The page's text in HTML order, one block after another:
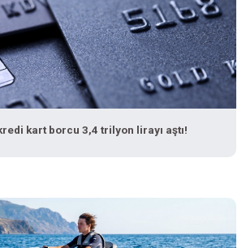
kart borcu 3,4 trilyon lirayı aştı!